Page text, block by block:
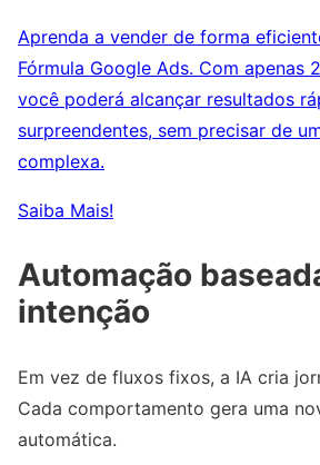
Aprenda a vender de forma
Fórmula Google Ads. Com apenas
você poderá alcançar resultados
surpreendentes, sem precisar de
complexa.
Saiba Mais!
Automação
intenção
Em vez de fluxos fixos, a IA cria
Cada comportamento gera uma
automática.